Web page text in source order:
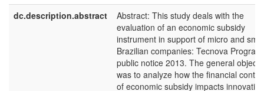
dc.description.abstract
Abstract: This study deals with the
evaluation of an economic subsidy
instrument in support of micro and
Brazilian companies: Tecnova
public notice 2013. The general
was to analyze how the financial
of economic subsidy impacts